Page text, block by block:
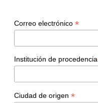
Correo electrónico *
Institución de procedencia
Ciudad de origen *